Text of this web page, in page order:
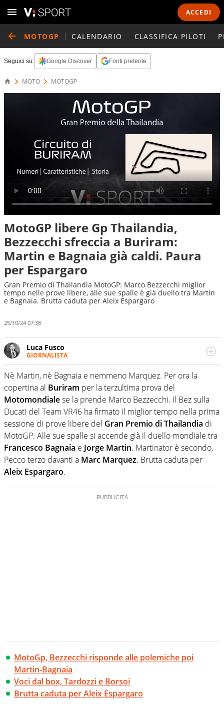
ACCEDI
MOTOGP CALENDARIO CLASSIFICA PILOTI
Seguici su: Google Discover Fonti preferite
MOTO MOTOGP
MotoGP libere Gp Thailandia,
Bezzecchi sfreccia a Buriram:
Martin e Bagnaia già caldi. Paura
per Espargaro
Gran Premio di Thailandia MotoGP: Marco Bezzecchi miglior
tempo nelle prove libere, alle sue spalle è già duello tra Martin
e Bagnaia. Brutta caduta per Aleix Espargaro
25/10/24 07:38
Luca Fusco
GIORNALISTA
Giornalista multimediale. Quando si accendono i motori,
lui sgasa, impenna, derapa. E spesso e volentieri finisce
sul podio
Nè Martin, nè Bagnaia e nemmeno Marquez. Per ora la
copertina al Buriram per la terzultima prova del
Motomondialese la prende Marco Bezzecchi. Il Bez sulla
Ducati del Team VR46 ha firmato il miglior tempo nella prima
sessione di prove libere del Gran Premio di Thailandia di
MotoGP. Alle sue spalle si accende già il duello mondiale tra
Francesco Bagnaia e Jorge Martin. Martinator è secondo,
Pecco terzo davanti a Marc Marquez. Brutta caduta per
Aleix Espargaro.
MotoGp, Bezzecchi risponde alle polemiche poi
Martin-Bagnaia
Voci dal box, Tardozzi e Borsoi
Brutta caduta per Aleix Espargaro